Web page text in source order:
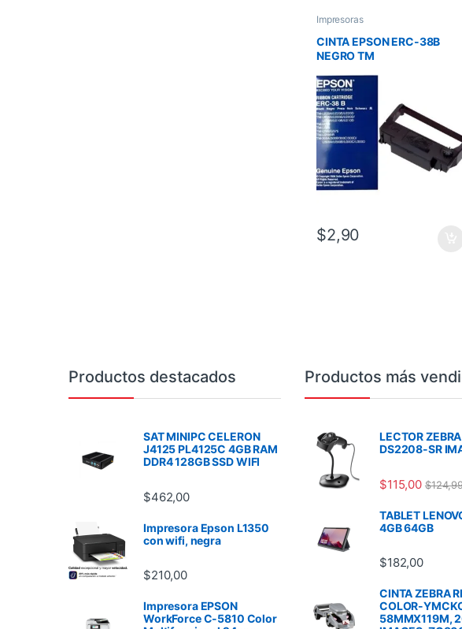
Impresoras
CINTA EPSON ERC-38B
NEGRO TM
$2,90
Brands Carousel
Productos destacados
SAT MINIPC CELERON
J4125 PL4125C 4GB RAM
DDR4 128GB SSD WIFI
$462,00
Impresora Epson L1350
con wifi, negra
$210,00
Impresora EPSON
WorkForce C-5810 Color
Productos más
LECTOR
DS2208-SR
$115,00 $
TABLET
4GB 64GB
$182,00
CINTA ZEBRA
COLOR-
58MMX119M,